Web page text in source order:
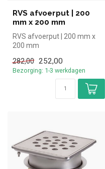
RVS afvoerput | 200
mm x 200 mm
RVS afvoerput | 200 mm x
200 mm
282,00 252,00
Bezorging: 1-3 werkdagen